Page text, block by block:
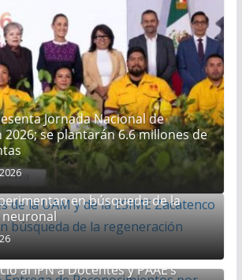
Jornada Nacional de
se plantarán 6.6 millones de
de la UAM y de la ESIME
en búsqueda de la
Entrega de Reconocimientos por
al IPN a Docentes y PAAE’s